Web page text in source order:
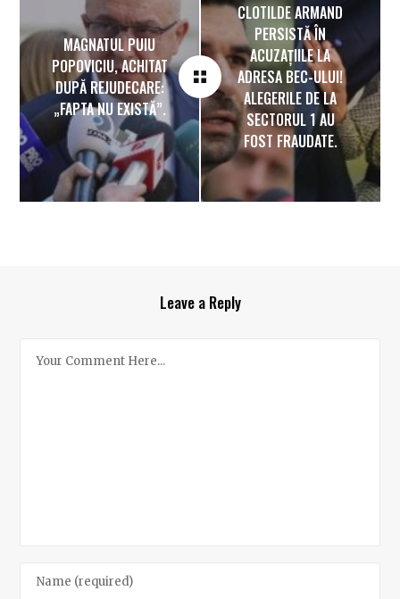
MAGNATUL PUIU
POPOVICIU, ACHITAT
DUPĂ REJUDECARE:
„FAPTA NU EXISTĂ”.
CLOTILDE ARMAND
PERSISTĂ ÎN
ACUZAȚIILE LA
ADRESA BEC-ULUI!
ALEGERILE DE LA
SECTORUL 1 AU
FOST FRAUDATE.
Leave a Reply